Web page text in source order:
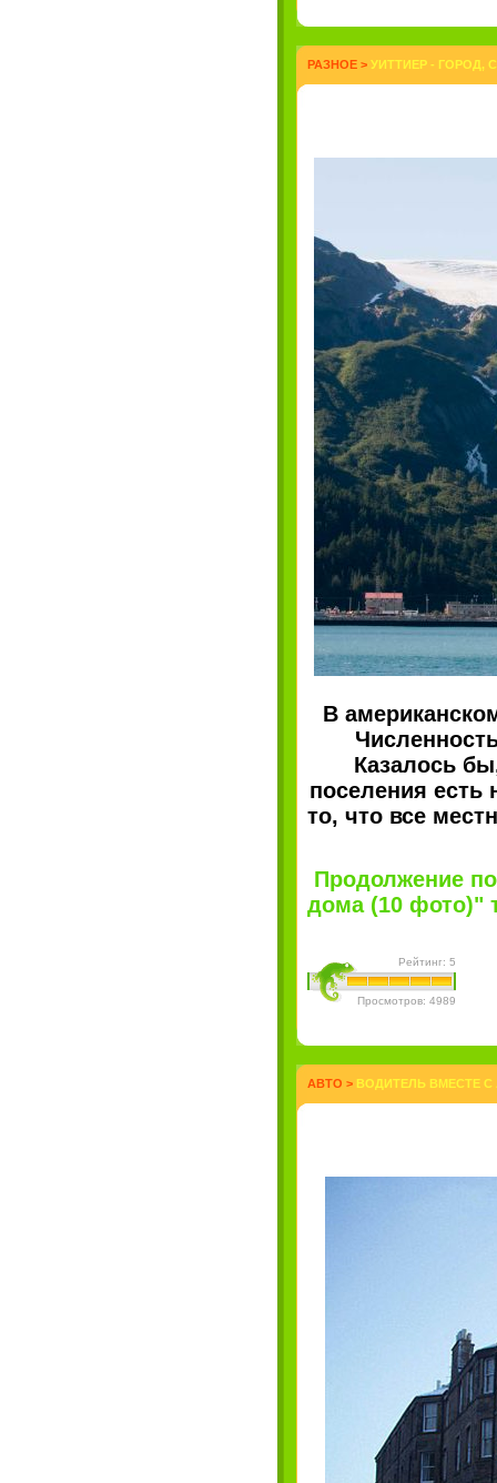
РАЗНОЕ > УИТТИЕР -
В
Казалось
поселения есть
то, что все
Продолжение
дома (10 фото)"
Рейтинг: 5
Просмотров: 4989
АВТО > ВОДИТЕЛЬ ВМЕСТЕ